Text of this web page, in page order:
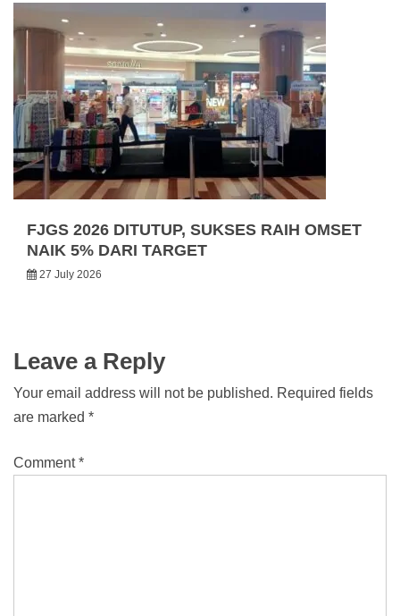
FJGS 2026 DITUTUP, SUKSES RAIH OMSET
NAIK 5% DARI TARGET
27 July 2026
Leave a Reply
Your email address will not be published. Required fields
are marked *
Comment*